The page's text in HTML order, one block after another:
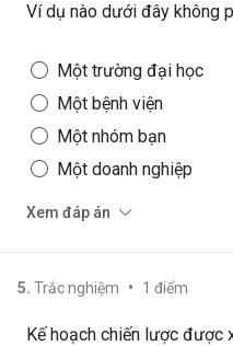
Ví dụ nào dưới đây không
Một trường đại học
Một bệnh viện
Một nhóm bạn
Một doanh nghiệp
Xem đáp án
5. Trắc nghiệm • 1 điểm
Kế hoạch chiến lược được